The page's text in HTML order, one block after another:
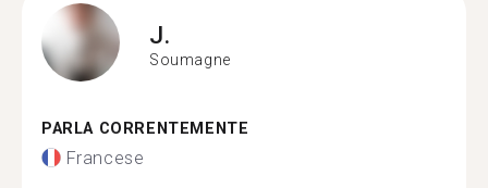
J.
Soumagne
PARLA CORRENTEMENTE
Francese